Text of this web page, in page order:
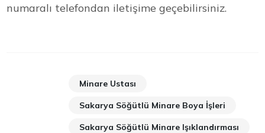
numaralı telefondan iletişime geçebilirsiniz.
Minare Ustası
Sakarya Söğütlü Minare Boya İşleri
Sakarya Söğütlü Minare Işıklandırması